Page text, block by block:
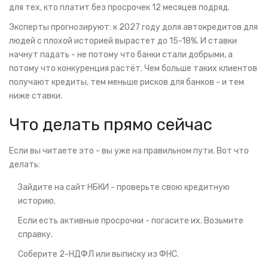
для тех, кто платит без просрочек 12 месяцев подряд.
Эксперты прогнозируют: к 2027 году доля автокредитов для
людей с плохой историей вырастет до 15-18%. И ставки
начнут падать - не потому что банки стали добрыми, а
потому что конкуренция растёт. Чем больше таких клиентов
получают кредиты, тем меньше рисков для банков - и тем
ниже ставки.
Что делать прямо сейчас
Если вы читаете это - вы уже на правильном пути. Вот что
делать:
Зайдите на сайт НБКИ - проверьте свою кредитную
историю.
Если есть активные просрочки - погасите их. Возьмите
справку.
Соберите 2-НДФЛ или выписку из ФНС.